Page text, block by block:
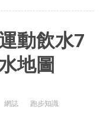
動飲水7
地圖
網誌 跑步知識